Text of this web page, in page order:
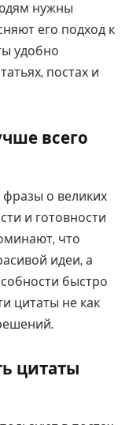
нужны
его подход к
удобно
постах и
всего
о великих
и готовности
что
идеи, а
быстро
цитаты не как
цитаты